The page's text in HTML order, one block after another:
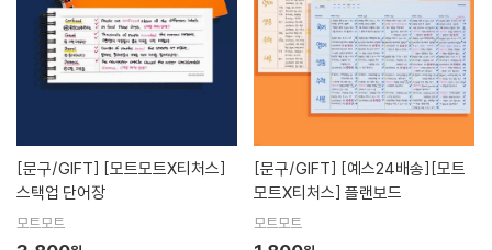
[문구/GIFT]
스택업 단어장
모트모트
[문구/GIFT]
모트X티처스] 플랜보드
모트모트